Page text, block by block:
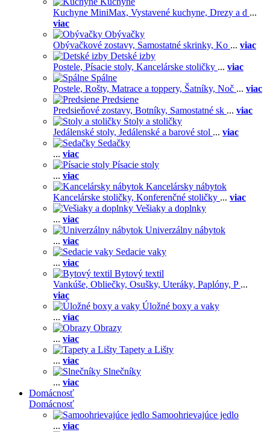
Kuchyne MiniMax, Vystavené kuchyne, Drezy a d ...
viac
Obývačky
Obývačkové zostavy, Samostatné skrinky, Ko ... viac
Detské izby
Postele, Písacie stoly, Kancelárske stoličky ... viac
Spálne
Postele, Rošty, Matrace a toppery, Šatníky, Noč ... viac
Predsiene
Predsieňové zostavy, Botníky, Samostatné sk ... viac
Stoly a stoličky
Jedálenské stoly, Jedálenské a barové stol ... viac
Sedačky
... viac
Písacie stoly
... viac
Kancelársky nábytok
Kancelárske stoličky, Konferenčné stoličky ... viac
Vešiaky a doplnky
... viac
Univerzálny nábytok
... viac
Sedacie vaky
... viac
Bytový textil
Vankúše, Obliečky, Osušky, Uteráky, Paplóny, P ...
viac
Úložné boxy a vaky
... viac
Obrazy
... viac
Tapety a Lišty
... viac
Slnečníky
... viac
Domácnosť
Domácnosť
Samoohrievajúce jedlo
... viac